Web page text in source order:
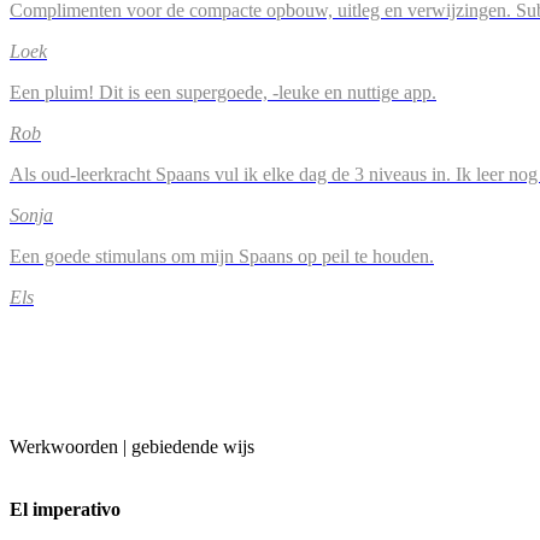
Complimenten voor de compacte opbouw, uitleg en verwijzingen.
Loek
Een pluim! Dit is een supergoede, -leuke en nuttige app.
Rob
Als oud-leerkracht Spaans vul ik elke dag de 3 niveaus in. Ik leer
Sonja
Een goede stimulans om mijn Spaans op peil te houden.
Els
Werkwoorden | gebiedende wijs
El imperativo